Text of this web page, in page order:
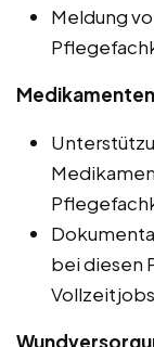
Meldung
bei diesen